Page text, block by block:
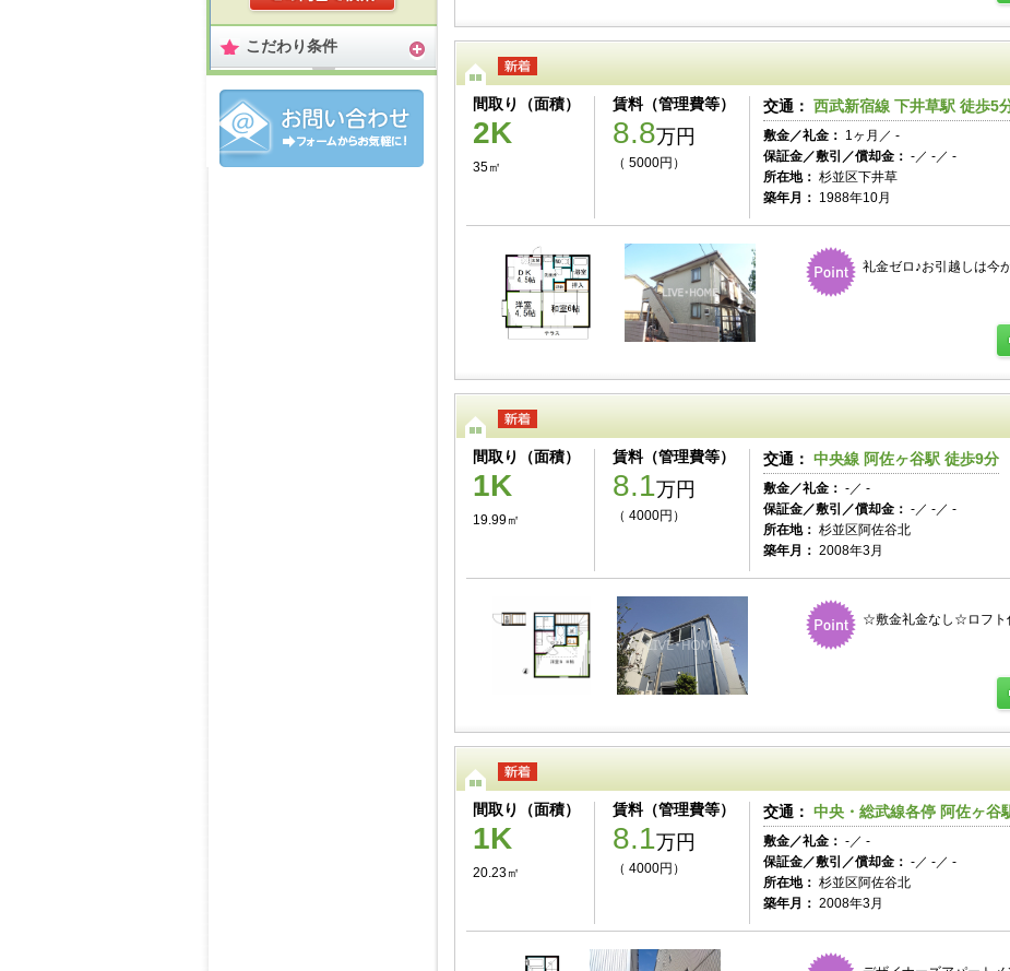
こだわり条件
間取り（面積）
2K
35㎡
賃料（管理費等）
8.8万円
（ 5000円）
交通： 西武新宿線 下井草駅 徒歩5
敷金／礼金： 1ヶ月／ -
保証金／敷引／償却金： -／ -／ -
所在地： 杉並区下井草
築年月： 1988年10月
礼金ゼロ♪お引越しは今
間取り（面積）
1K
19.99㎡
賃料（管理費等）
8.1万円
（ 4000円）
交通： 中央線 阿佐ヶ谷駅 徒歩9分
敷金／礼金： -／ -
保証金／敷引／償却金： -／ -／ -
所在地： 杉並区阿佐谷北
築年月： 2008年3月
☆敷金礼金なし☆ロフ
間取り（面積）
1K
20.23㎡
賃料（管理費等）
8.1万円
（ 4000円）
交通： 中央・総武線各停 阿佐ヶ谷
敷金／礼金： -／ -
保証金／敷引／償却金： -／ -／ -
所在地： 杉並区阿佐谷北
築年月： 2008年3月